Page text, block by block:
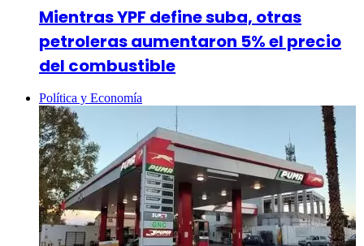
Mientras YPF define suba, otras
petroleras aumentaron 5% el precio
del combustible
Política y Economía